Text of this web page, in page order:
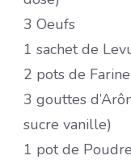
3 Oeufs
1 sachet de
2 pots de Farine
3 gouttes
sucre vanille)
1 pot de